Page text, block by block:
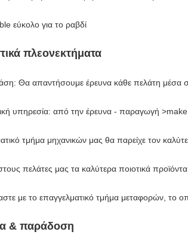
εύκολο για το ραβδί
πλεονεκτήματα
Θα απαντήσουμε έρευνα κάθε πελάτη μέσα
υπηρεσία: από την έρευνα - παραγωγή
τμήμα μηχανικών μας θα παρείχε τον
πελάτες μας τα καλύτερα ποιοτικά προϊόντα
με το επαγγελματικό τμήμα μεταφορών, το
& παράδοση